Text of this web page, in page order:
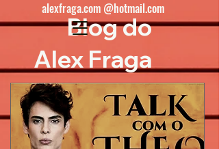
Blog do
Alex Fraga
alexfraga.com @hotmail.com